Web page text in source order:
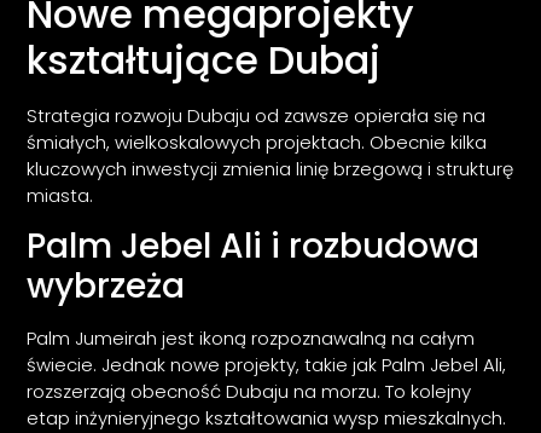
Nowe megaprojekty
kształtujące Dubaj
Strategia rozwoju Dubaju od zawsze opierała się na
śmiałych, wielkoskalowych projektach. Obecnie kilka
kluczowych inwestycji zmienia linię brzegową i strukturę
miasta.
Palm Jebel Ali i rozbudowa
wybrzeża
Palm Jumeirah jest ikoną rozpoznawalną na całym
świecie. Jednak nowe projekty, takie jak Palm Jebel Ali,
rozszerzają obecność Dubaju na morzu. To kolejny
etap inżynieryjnego kształtowania wysp mieszkalnych.